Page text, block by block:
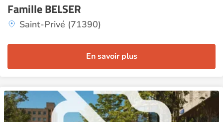
Famille BELSER
Saint-Privé (71390)
En savoir plus